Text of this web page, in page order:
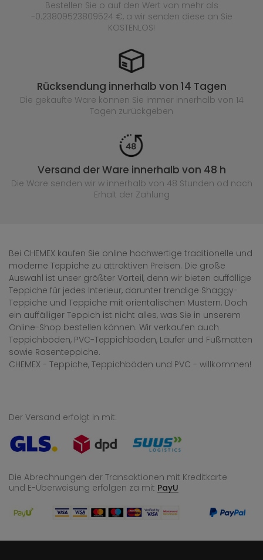
Bestellen Sie o auf den Wert von mehr als
-0.23809523809524 €, a wir senden diese an Sie
KOSTENLOS!
Rücksendung innerhalb von 14 Tagen
Die gekaufte Ware können Sie immer innerhalb von 14
Tagen zurückgeben
Versand der Ware innerhalb von 48 h
Die Ware senden wir w innerhalb von 48 Stunden od nach
Erhalt der Zahlung
Bei CHEMEX kaufen Sie online hochwertige traditionelle und
moderne Teppiche zu attraktiven Preisen. Die große
Auswahl ist unser größter Vorteil, denn wir bieten auffällige
Teppiche für jedes Interieur, darunter trendige Shaggy-
Teppiche und Teppiche mit orientalischen Mustern. Doch
ein auffälliger Teppich ist nicht alles, was Sie in unserem
Online-Shop bestellen können. Wir verkaufen auch
Teppichböden, PVC-Teppichböden, Läufer und Fußmatten
sowie Rasenteppiche.
CHEMEX - Teppiche, Teppichböden und PVC - willkommen!
Der Versand erfolgt in mit:
Die Abrechnungen der Transaktionen mit Kreditkarte
und E-Überweisung erfolgen za mit PayU